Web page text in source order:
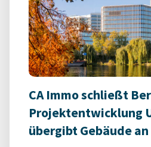
CA Immo schließt
Projektentwicklung
übergibt Gebäude an